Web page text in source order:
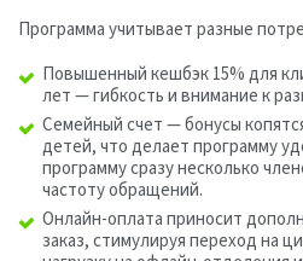
Программа учитывает разные
Повышенный кешбэк 15% для
лет — гибкость и внимание к
Семейный счет — бонусы
детей, что делает программу
программу сразу несколько
частоту обращений.
Онлайн-оплата приносит
заказ, стимулируя переход на